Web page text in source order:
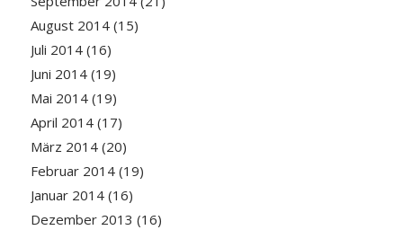
August 2014(15)
Juli 2014(16)
Juni 2014(19)
Mai 2014(19)
April 2014(17)
März 2014(20)
Februar 2014(19)
Januar 2014(16)
Dezember 2013 (16)